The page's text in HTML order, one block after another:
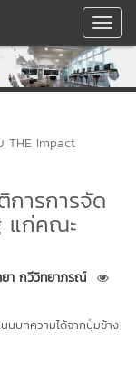
THE Impact
การการจัด
แก่คณะ
า กวีวิทยาภรณ์
นบทความได้จากปุ่มข้าง